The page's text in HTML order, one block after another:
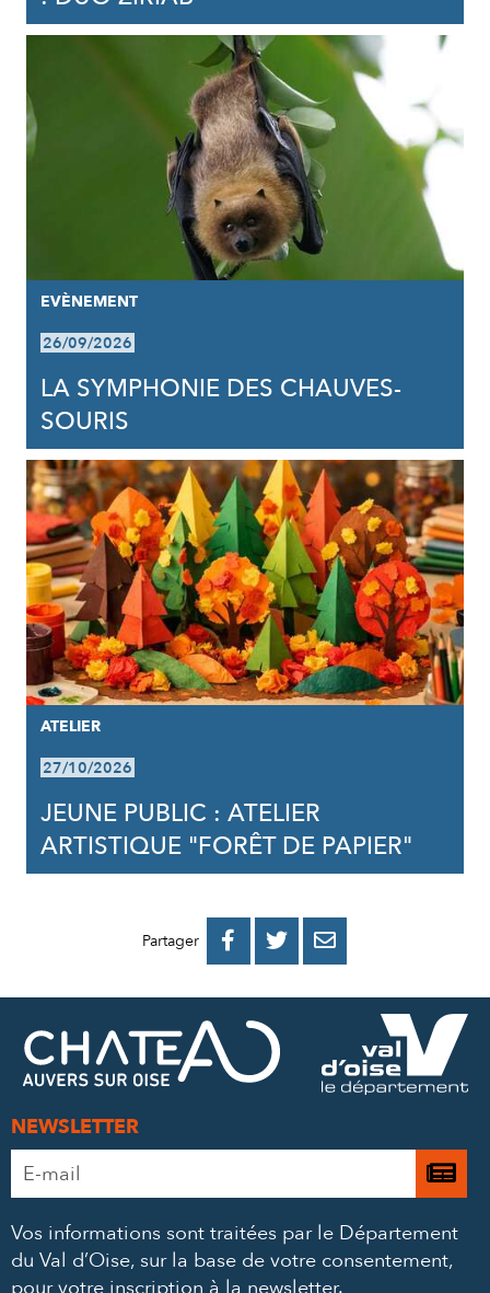
EVÈNEMENT
26/09/2026
LA SYMPHONIE DES CHAUVES-
SOURIS
ATELIER
27/10/2026
JEUNE PUBLIC : ATELIER
ARTISTIQUE "FORÊT DE PAPIER"
Partager 
PARTAGER
FACEBOOK
PARTAGER
PARTAGER
MAIL
NEWSLETTER
Adresse
e-
*
Je
à
Vos informations sont traitées par le Département
du Val d’Oise, sur la base de votre consentement,